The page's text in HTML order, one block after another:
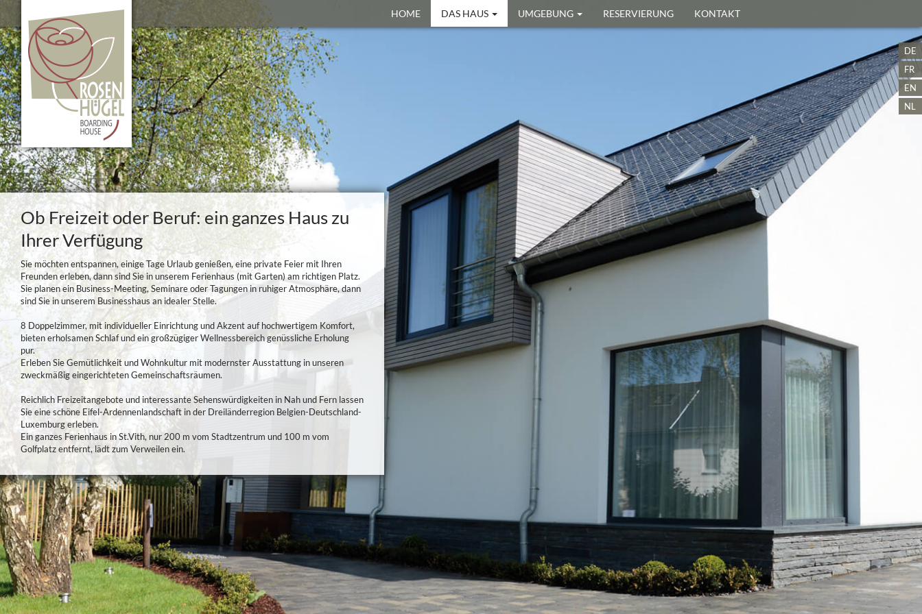
HOME DAS HAUS UMGEBUNG RESERVIERUNG KONTAKT
DE
FR
EN
NL
Ob Freizeit oder Beruf: ein ganzes Haus zu
Ihrer Verfügung
Sie möchten entspannen, einige Tage Urlaub genießen, eine private Feier mit Ihren
Freunden erleben, dann sind Sie in unserem Ferienhaus (mit Garten) am richtigen Platz.
Sie planen ein Business-Meeting, Seminare oder Tagungen in ruhiger Atmosphäre, dann
sind Sie in unserem Businesshaus an idealer Stelle.
8 Doppelzimmer, mit individueller Einrichtung und Akzent auf hochwertigem Komfort,
bieten erholsamen Schlaf und ein großzügiger Wellnessbereich genüssliche Erholung
pur.
Erleben Sie Gemütlichkeit und Wohnkultur mit modernster Ausstattung in unseren
zweckmäßig eingerichteten Gemeinschaftsräumen.
Reichlich Freizeitangebote und interessante Sehenswürdigkeiten in Nah und Fern lassen
Sie eine schöne Eifel-Ardennenlandschaft in der Dreiländerregion Belgien-Deutschland-
Luxemburg erleben.
Ein ganzes Ferienhaus in St.Vith, nur 200 m vom Stadtzentrum und 100 m vom
Golfplatz entfernt, lädt zum Verweilen ein.